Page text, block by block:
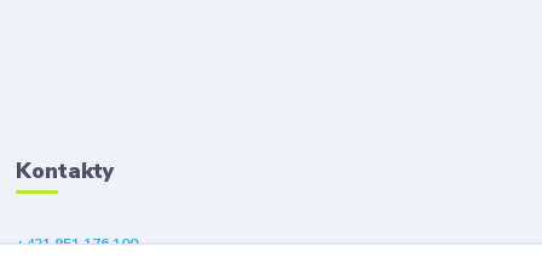
Kontakty
+421 951 176 100